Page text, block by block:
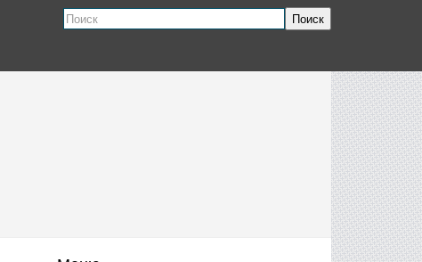
Поиск